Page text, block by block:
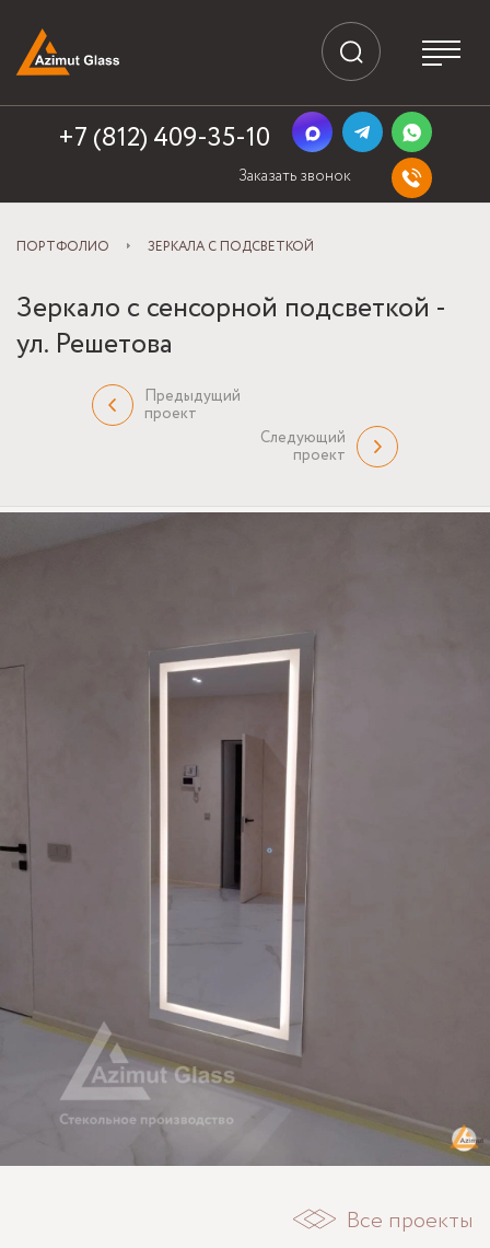
+7 (812) 409-35-10
Заказать звонок
ПОРТФОЛИО ЗЕРКАЛА С ПОДСВЕТКОЙ
Зеркало с сенсорной подсветкой -
ул. Решетова
Предыдущий
проект
Следующий
проект
Все проекты